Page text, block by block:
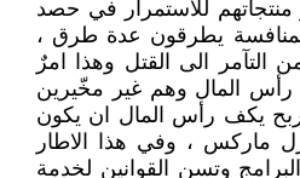
للاستمرار في حصد
المنافسة يطرقون عدة طرق ،
التآمر الى القتل وهذا امرٌ
رأس المال وهم غير مخّيرين
يكف رأس المال ان يكون
ماركس ، وفي هذا الاطار
وتسن القوانين لخدمة